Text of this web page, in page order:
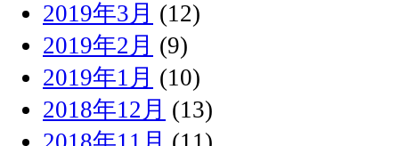
2019年3月 (12)
2019年2月 (9)
2019年1月 (10)
2018年12月 (13)